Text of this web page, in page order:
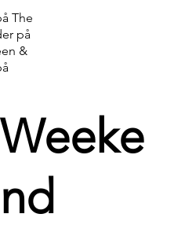
The
på
&
Weeke
nd